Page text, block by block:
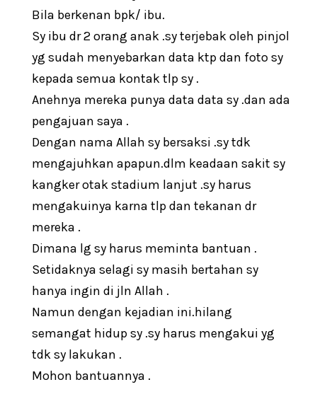
Bila berkenan bpk/ ibu.
Sy ibu dr 2 orang anak .sy terjebak oleh pinjol
yg sudah menyebarkan data ktp dan foto sy
kepada semua kontak tlp sy .
Anehnya mereka punya data data sy .dan ada
pengajuan saya .
Dengan nama Allah sy bersaksi .sy tdk
mengajuhkan apapun.dlm keadaan sakit sy
kangker otak stadium lanjut .sy harus
mengakuinya karna tlp dan tekanan dr
mereka .
Dimana lg sy harus meminta bantuan .
Setidaknya selagi sy masih bertahan sy
hanya ingin di jln Allah .
Namun dengan kejadian ini.hilang
semangat hidup sy .sy harus mengakui yg
tdk sy lakukan .
Mohon bantuannya .